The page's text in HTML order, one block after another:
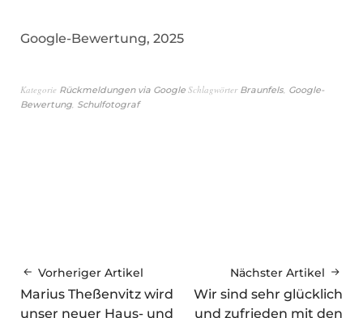
Google-Bewertung, 2025
Kategorie Rückmeldungen via Google Schlagwörter Braunfels Google-
Bewertung Schulfotograf
Vorheriger Artikel
Marius Theßenvitz wird
unser neuer Haus- und
Nächster Artikel
Wir sind sehr glücklich
und zufrieden mit den